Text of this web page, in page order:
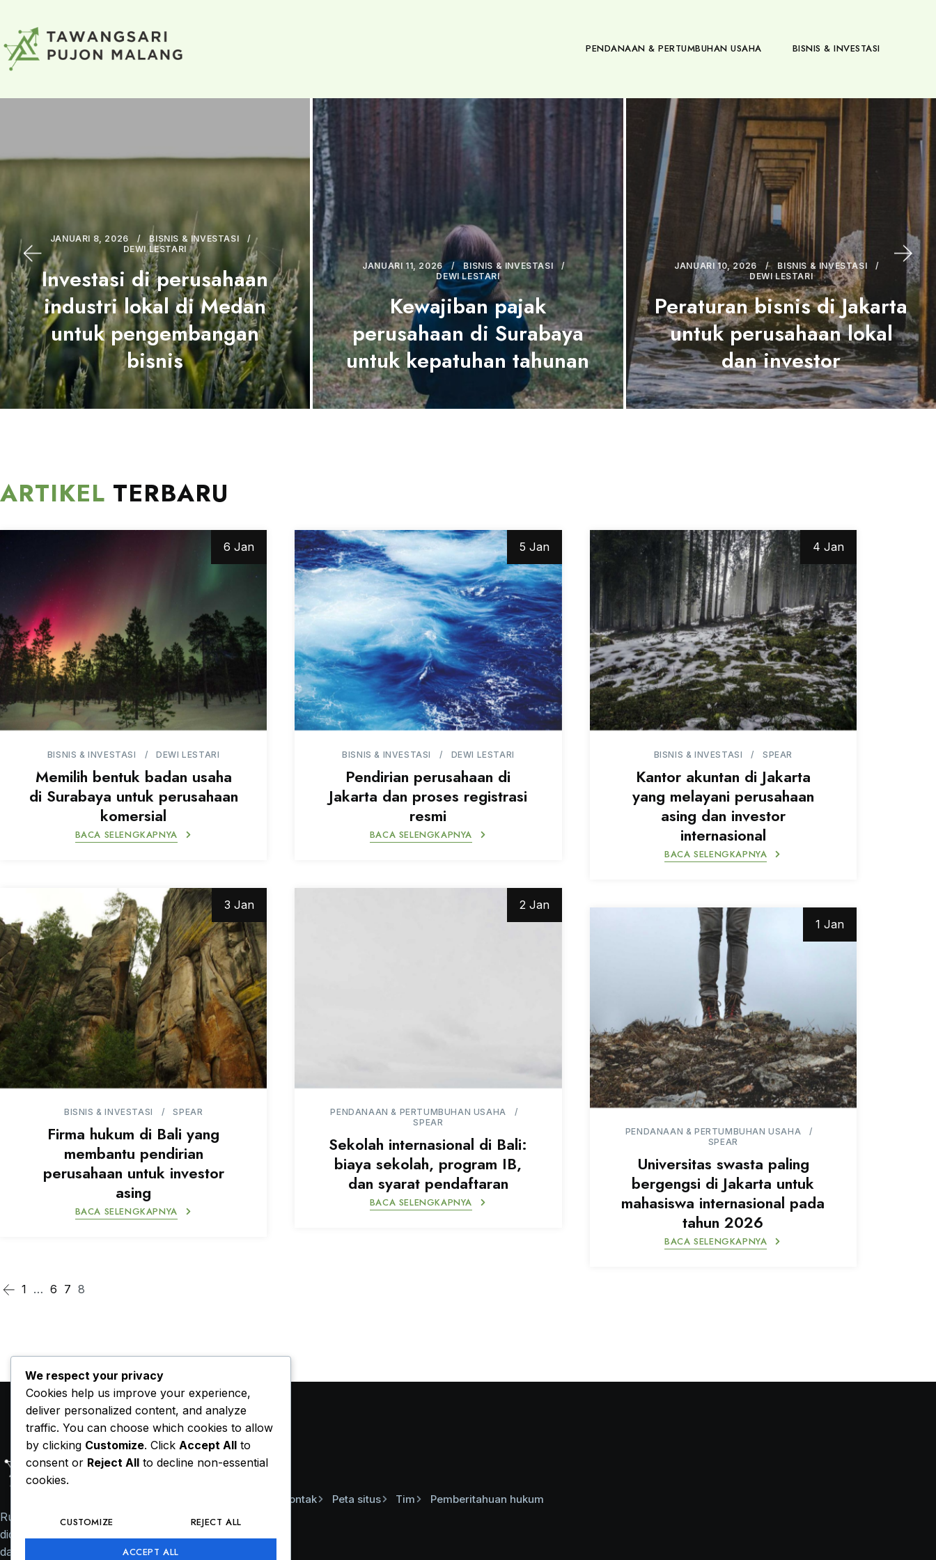
PENDANAAN & PERTUMBUHAN USAHA BISNIS & INVESTASI
JANUARI 8, 2026
BISNIS & INVESTASI
DEWI LESTARI
Investasi di perusahaan
industri lokal di Medan
untuk pengembangan
bisnis
JANUARI 11, 2026
BISNIS & INVESTASI
DEWI LESTARI
Kewajiban pajak
perusahaan di Surabaya
untuk kepatuhan tahunan
JANUARI 10, 2026
BISNIS & INVESTASI
DEWI LESTARI
Peraturan bisnis di Jakarta
untuk perusahaan lokal
dan investor
ARTIKEL TERBARU
6 Jan
BISNIS & INVESTASI DEWI LESTARI
Memilih bentuk badan usaha
di Surabaya untuk perusahaan
komersial
BACA SELENGKAPNYA
5 Jan
BISNIS & INVESTASI DEWI LESTARI
Pendirian perusahaan di
Jakarta dan proses registrasi
resmi
BACA SELENGKAPNYA
4 Jan
BISNIS & INVESTASI SPEAR
Kantor akuntan di Jakarta
yang melayani perusahaan
asing dan investor
internasional
BACA SELENGKAPNYA
3 Jan
BISNIS & INVESTASI SPEAR
Firma hukum di Bali yang
membantu pendirian
perusahaan untuk investor
asing
BACA SELENGKAPNYA
2 Jan
PENDANAAN & PERTUMBUHAN USAHA
SPEAR
Sekolah internasional di Bali:
biaya sekolah, program IB,
dan syarat pendaftaran
BACA SELENGKAPNYA
1 Jan
PENDANAAN & PERTUMBUHAN USAHA
SPEAR
Universitas swasta paling
bergengsi di Jakarta untuk
mahasiswa internasional pada
tahun 2026
BACA SELENGKAPNYA
1 … 6 7 8
Ruang refleksi dan informasi yang
didedikasikan untuk sekolah, universitas,
dan layanan profesional di Indonesia.
Kontak Peta situs Tim Pemberitahuan hukum
We respect your privacy
Cookies help us improve your experience,
deliver personalized content, and analyze
traffic. You can choose which cookies to allow
by clicking Customize. Click Accept All to
consent or Reject All to decline non-essential
cookies.
CUSTOMIZE REJECT ALL
ACCEPT ALL